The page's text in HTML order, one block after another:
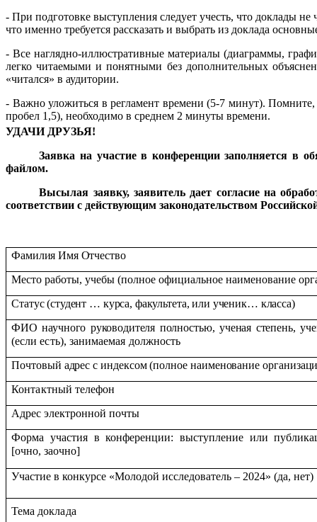
- При подготовке выступления следует учесть, что доклады не
что именно требуется рассказать и выбрать из доклада
- Все наглядно-иллюстративные материалы (диаграммы,
легко читаемыми и понятными без дополнительных
«читался» в аудитории.
- Важно уложиться в регламент времени (5-7 минут).
пробел 1,5), необходимо в среднем 2 минуты времени.
УДАЧИ ДРУЗЬЯ!
Заявка на участие в конференции заполняется в
файлом.
Высылая заявку, заявитель дает согласие на
соответствии с действующим законодательством
Фамилия Имя Отчество
Место работы, учебы (полное официальное наименование
Статус (студент … курса, факультета, или ученик… класса)
ФИО научного руководителя полностью, ученая степень,
(если есть), занимаемая должность
Почтовый адрес с индексом (полное наименование
Контактный телефон
Адрес электронной почты
Форма участия в конференции: выступление или
[очно, заочно]
Участие в конкурсе «Молодой исследователь – 2024» (да, нет)
Тема доклада